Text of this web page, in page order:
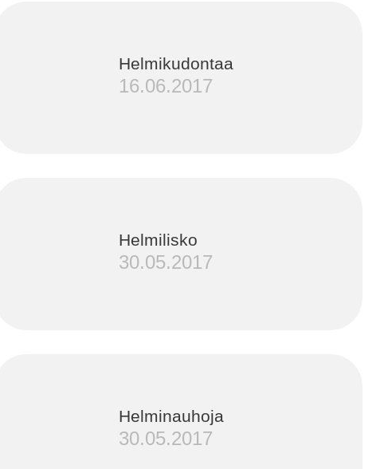
Helmikudontaa
16.06.2017
Helmilisko
30.05.2017
Helminauhoja
30.05.2017